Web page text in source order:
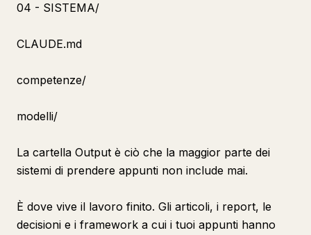
04 - SISTEMA/
CLAUDE.md
competenze/
modelli/
La cartella Output è ciò che la maggior parte dei
sistemi di prendere appunti non include mai.
È dove vive il lavoro finito. Gli articoli, i report, le
decisioni e i framework a cui i tuoi appunti hanno